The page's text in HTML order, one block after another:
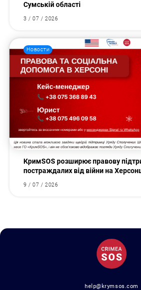
Сумській області
3 / 07 / 2026
Новости
КримSOS розширює правову
постраждалих від війни на
9 / 07 / 2026
help@krymsos.com